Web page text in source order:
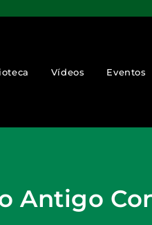
Vídeos Eventos
Antigo